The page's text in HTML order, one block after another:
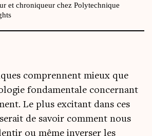
et chroniqueur chez Polytechnique
comprennent mieux que
fondamentale concernant
Le plus excitant dans ces
de savoir comment nous
ou même inverser les